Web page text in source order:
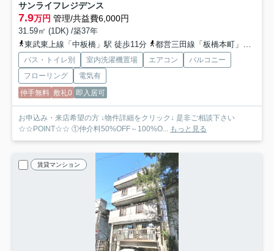
サンライフレジデンス
7.9万円 管理/共益費6,000円
31.59㎡ (1DK) /築37年
東武東上線「中板橋」駅 徒歩11分
都営三田線「板橋本町」駅 徒歩12分
バス・トイレ別 室内洗濯機置場 エアコン
バルコニー
フローリング
電気有
仲手無料 敷礼0 即入居可
お申込み・来店希望の方 ↓物件詳細をクリック↓ 是非ご相談下さい
☆☆POINT☆☆ ①仲介料50%OFF～100%O... もっと見る
賃貸マンション